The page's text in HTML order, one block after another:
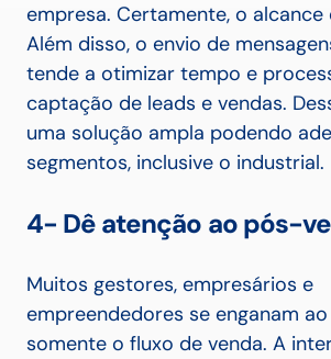
empresa. Certamente, o alcance
Além disso, o envio de
tende a otimizar tempo e
captação de leads e vendas.
uma solução ampla podendo
segmentos, inclusive o industrial.
4- Dê atenção ao pós-
Muitos gestores, empresários e
empreendedores se enganam
somente o fluxo de venda. A